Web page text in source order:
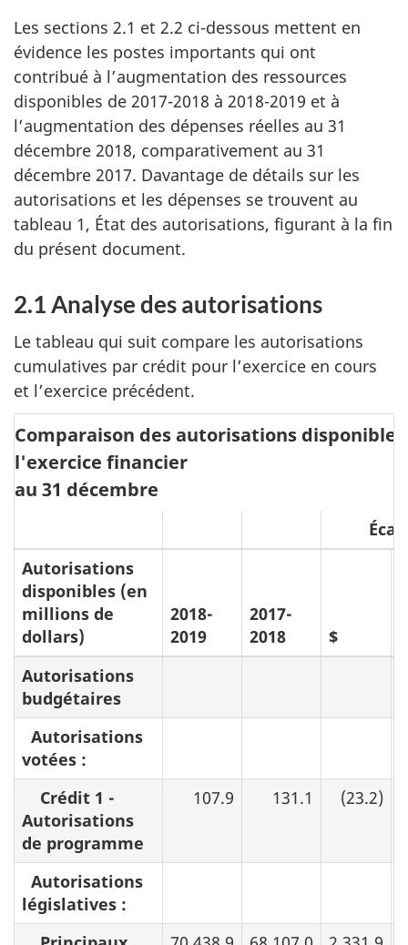
Les sections 2.1 et 2.2 ci-dessous mettent en
évidence les postes importants qui ont
contribué à l’augmentation des ressources
disponibles de 2017-2018 à 2018-2019 et à
l’augmentation des dépenses réelles au 31
décembre 2018, comparativement au 31
décembre 2017. Davantage de détails sur les
autorisations et les dépenses se trouvent au
tableau 1, État des autorisations, figurant à la fin
du présent document.
2.1 Analyse des autorisations
Le tableau qui suit compare les autorisations
cumulatives par crédit pour l’exercice en cours
et l’exercice précédent.
Comparaison des autorisations
l'exercice financier
au 31 décembre
Autorisations
disponibles (en
millions de
dollars)
2018-
2019
2017-
2018
$
Autorisations
budgétaires
Autorisations
votées :
Crédit 1 -
Autorisations
de programme
107.9 131.1 (23.2)
Autorisations
législatives :